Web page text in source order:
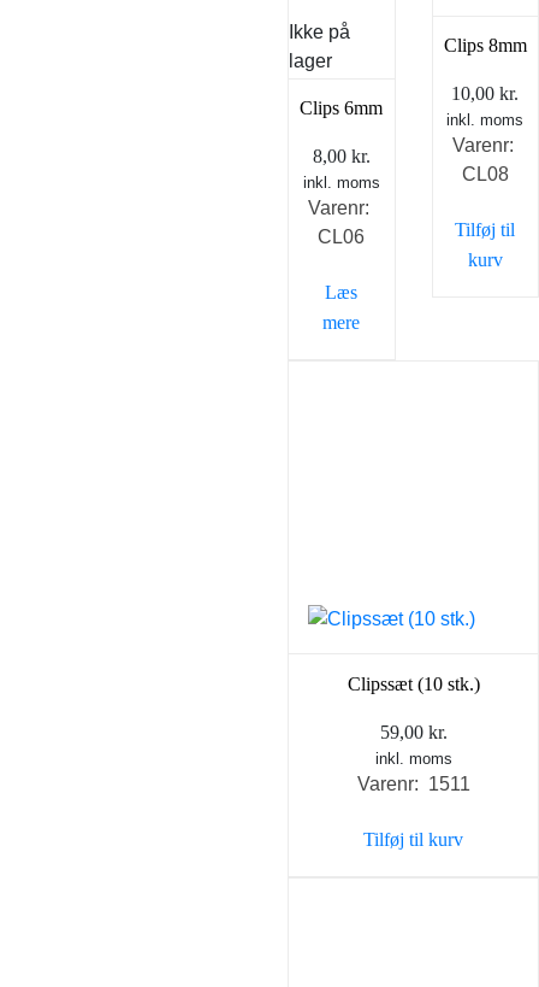
Ikke på
lager
Clips 6mm
8,00 kr.
inkl. moms
Varenr:
CL06
Læs
mere
Clips 8mm
10,00kr.
inkl. moms
Varenr:
CL08
Tilføj til
kurv
Clipssæt (10 stk.)
59,00 kr.
inkl. moms
Varenr: 1511
Tilføj til kurv